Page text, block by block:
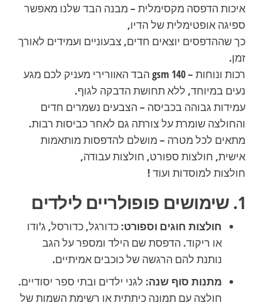
איכות הדפסה מקסימלית – מבנה הבד שלנו מאפשר
ספיגה אופטימלית של הדיו,
כך שההדפסים יוצאים חדים, צבעונײם ועמידים לאורך
זמן.
רכות ונוחות – gsm 140 הבד האװרירי מעניק לכם מגע
נעים במיוחד, ללא תחושת הדבקה לגוף.
עמידות גבוהה בכביסה – הצבעים נשמרים חדים
והחולצה שומרת על צורתה גם לאחר כביסות רבות.
מתאים לכל מטרה – מושלם להדפסות מותאמות
אישית, חולצות ספורט, חולצות עבודה,
חולצות למוסדות ועוד !
1. שימושים פופולריים לילדים
חולצות חוגים וספורט: כדורגל, כדורסל, ג'ודו
או ריקוד. הדפסת שם הילד ומספר על הגב
נותנת להם הרגשה של כוכבים אמיתיים.
מתנות סוף שנה: לגני ילדים ובתי ספר יסודיים.
חולצה עם תמונה כיתתית או רשימת השמות של